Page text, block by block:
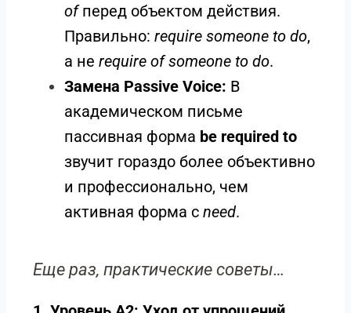
ofперед объектом действия.
Правильно: require someone to do,
а не require of someone to do.
Замена Passive Voice: В
академическом письме
пассивная форма be required to
звучит гораздо более объективно
и профессионально, чем
активная форма с need.
Еще раз, практические советы…